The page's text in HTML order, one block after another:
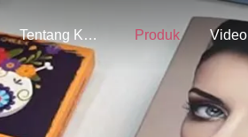
Tentang Kami Produk Video